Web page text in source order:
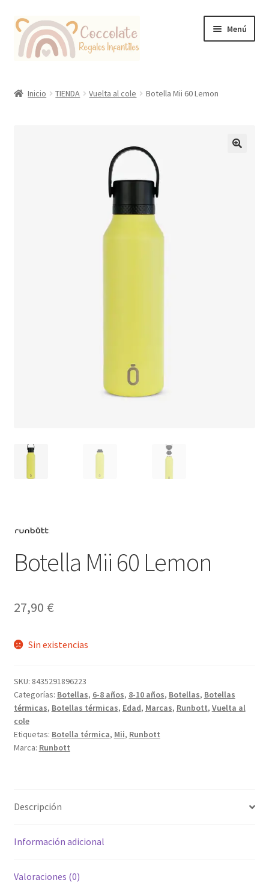
Ir
la
Ir
contenido
Menú
Inicio TIENDA Vuelta al cole Botella Mii 60 Lemon
Botella Mii 60 Lemon
27,90 €
Sin existencias
SKU: 8435291896223
Categorías: Botellas, 6-8 años, 8-10 años, Botellas, Botellas
térmicas, Botellas térmicas, Edad, Marcas, Runbott, Vuelta al
cole
Etiquetas: Botella térmica, Mii, Runbott
Marca: Runbott
Descripción
Información adicional
Valoraciones (0)